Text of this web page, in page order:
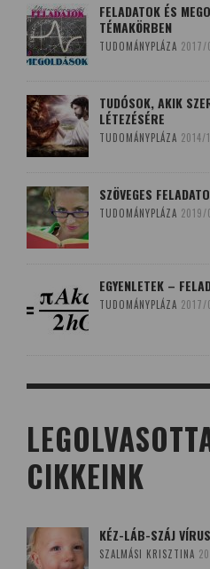
FELADATOK ÉS
TÉMAKÖRBEN
TUDOMÁNYPLÁZA
TUDÓSOK, AKIK
LÉTEZÉSÉRE
TUDOMÁNYPLÁZA 2014/
SZÖVEGES
TUDOMÁNYPLÁZA
EGYENLETEK –
TUDOMÁNYPLÁZA
CIKKEINK
KÉZ-LÁB-SZÁJ
SZALMÁSI KRISZTINA